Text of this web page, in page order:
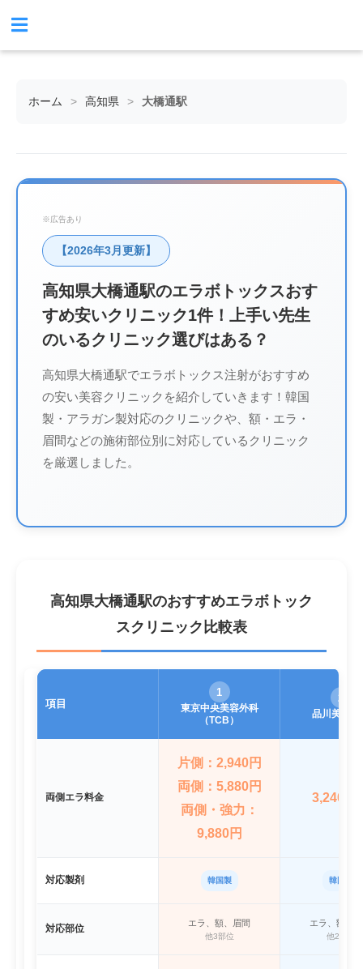
ホーム > 高知県 > 大橋通駅
※広告あり
【2026年3月更新】
高知県大橋通駅のエラボトックスおす
すめ安いクリニック1件！上手い先生
のいるクリニック選びはある？
高知県大橋通駅でエラボトックス注射がおすすめ
の安い美容クリニックを紹介していきます！韓国
製・アラガン製対応のクリニックや、額・エラ・
眉間などの施術部位別に対応しているクリニック
を厳選しました。
高知県大橋通駅のおすすめエラボトック
スクリニック比較表
項目
1
東京中央美容外科
（TCB）
2
品川美容外
両側エラ料金
片側：2,940円
両側：5,880円
両側・強力：
9,880円
3,240円
対応製剤 韓国製 韓国製
対応部位 エラ、額、眉間
他3部位
エラ、額、
他2部位